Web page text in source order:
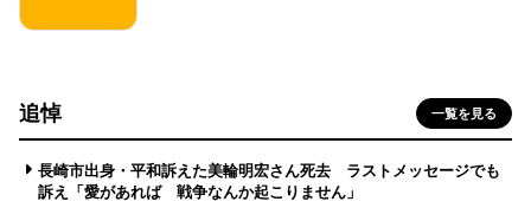
追悼 一覧を見る
長崎市出身・平和訴えた美輪明宏さん死去 ラストメッセージでも
訴え「愛があれば 戦争なんか起こりません」